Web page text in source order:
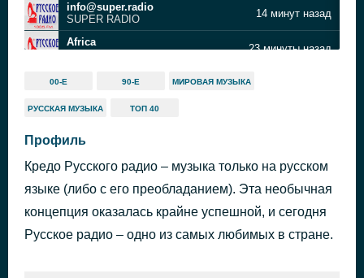
info@super.radio
SUPER RADIO
14 минут назад
Africa
23 минуты назад
SUPER RADIO
31 минуту назад
ЛЮБОВНАЯ
Cold Heart (PNAU remix)
Elton John
ЧТО-ТО НА РОДНОМ
БИЛАН. ДИМА
55 минут назад
00-Е 90-Е МИРОВАЯ МУЗЫКА
РУССКАЯ МУЗЫКА ТОП 40
Профиль
Кредо Русского радио – музыка только на русском
языке (либо с его преобладанием). Эта необычная
концепция оказалась крайне успешной, и сегодня
Русское радио – одно из самых любимых в стране.